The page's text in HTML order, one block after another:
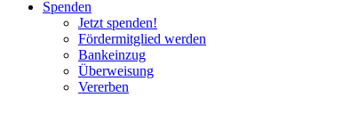
Spenden
Jetzt spenden!
Fördermitglied werden
Bankeinzug
Überweisung
Vererben